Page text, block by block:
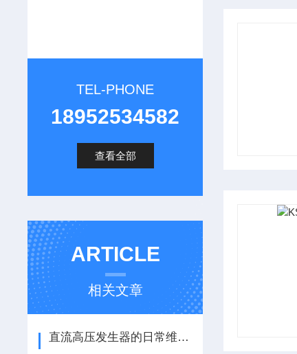
TEL-PHONE
18952534582
查看全部
ARTICLE
相关文章
直流高压发生器的日常维护是很有讲究的